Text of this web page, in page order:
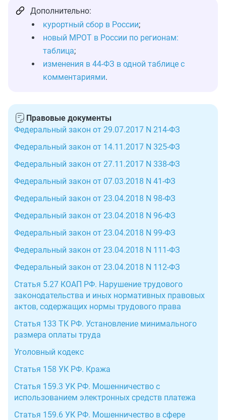
Дополнительно:
курортный сбор в России;
новый МРОТ в России по регионам:
таблица;
изменения в 44-ФЗ в одной таблице с
комментариями.
Правовые документы
Федеральный закон от 29.07.2017 N 214-ФЗ
Федеральный закон от 14.11.2017 N 325-ФЗ
Федеральный закон от 27.11.2017 N 338-ФЗ
Федеральный закон от 07.03.2018 N 41-ФЗ
Федеральный закон от 23.04.2018 N 98-ФЗ
Федеральный закон от 23.04.2018 N 96-ФЗ
Федеральный закон от 23.04.2018 N 99-ФЗ
Федеральный закон от 23.04.2018 N 111-ФЗ
Федеральный закон от 23.04.2018 N 112-ФЗ
Статья 5.27 КОАП РФ. Нарушение трудового
законодательства и иных нормативных правовых
актов, содержащих нормы трудового права
Статья 133 ТК РФ. Установление минимального
размера оплаты труда
Уголовный кодекс
Статья 158 УК РФ. Кража
Статья 159.3 УК РФ. Мошенничество с
использованием электронных средств платежа
Статья 159.6 УК РФ. Мошенничество в сфере